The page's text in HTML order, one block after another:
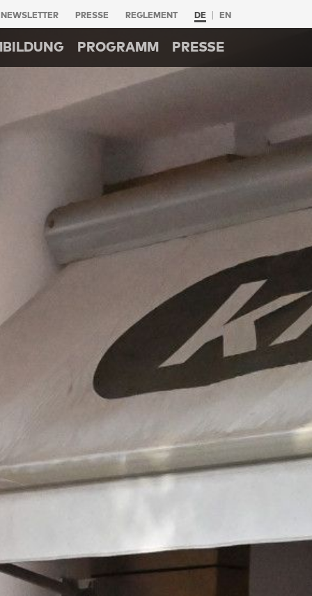
NEWSLETTER PRESSE REGLEMENT DE EN
PROGRAMM PRESSE